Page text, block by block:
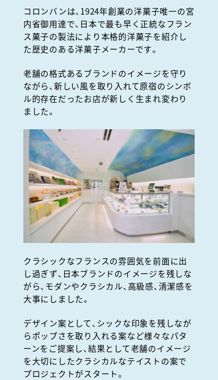
コロンバンは、1924年創業の洋菓子唯一の宮
内省御用達で、日本で最も早く正統なフラン
ス菓子の製法により本格的洋菓子を紹介し
た歴史のある洋菓子メーカーです。
老舗の格式あるブランドのイメージを守り
ながら、新しい風を取り入れて原宿のシンボ
ル的存在だったお店が新しく生まれ変わり
ました。
クラシックなフランスの雰囲気を前面に出
し過ぎず、日本ブランドのイメージを残しな
がら、モダンやクラシカル、高級感、清潔感を
大事にしました。
デザイン案として、シックな印象を残しなが
らポップさを取り入れる案など様々なパタ
ーンをご提案し、結果として老舗のイメージ
を大切にしたクラシカルなテイストの案で
プロジェクトがスタート。